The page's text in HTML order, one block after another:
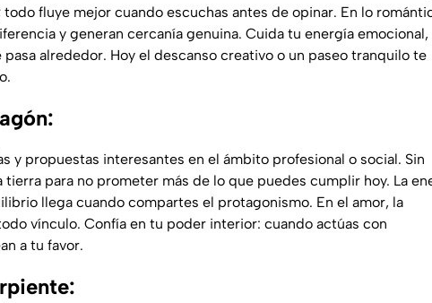
fluye mejor cuando escuchas antes de opinar. En lo
y generan cercanía genuina. Cuida tu energía emocional,
alrededor. Hoy el descanso creativo o un paseo tranquilo te
y propuestas interesantes en el ámbito profesional o social. Sin
para no prometer más de lo que puedes cumplir hoy. La
llega cuando compartes el protagonismo. En el amor, la
vínculo. Confía en tu poder interior: cuando actúas con
a tu favor.